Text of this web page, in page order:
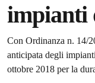
impianti
Dettagli
Con Ordinanza n. 14/
anticipata degli
ottobre 2018 per la